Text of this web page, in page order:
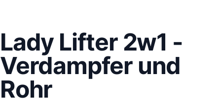
Lady Lifter 2w1 -
Verdampfer und
Rohr